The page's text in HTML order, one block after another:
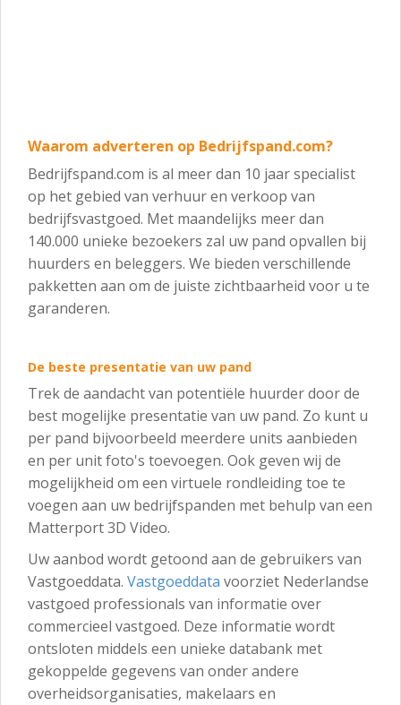
Waarom adverteren op Bedrijfspand.com?
Bedrijfspand.com is al meer dan 10 jaar specialist
op het gebied van verhuur en verkoop van
bedrijfsvastgoed. Met maandelijks meer dan
140.000 unieke bezoekers zal uw pand opvallen bij
huurders en beleggers. We bieden verschillende
pakketten aan om de juiste zichtbaarheid voor u te
garanderen.
De beste presentatie van uw pand
Trek de aandacht van potentiële huurder door de
best mogelijke presentatie van uw pand. Zo kunt u
per pand bijvoorbeeld meerdere units aanbieden
en per unit foto's toevoegen. Ook geven wij de
mogelijkheid om een virtuele rondleiding toe te
voegen aan uw bedrijfspanden met behulp van een
Matterport 3D Video.
Uw aanbod wordt getoond aan de gebruikers van
Vastgoeddata. Vastgoeddata voorziet Nederlandse
vastgoed professionals van informatie over
commercieel vastgoed. Deze informatie wordt
ontsloten middels een unieke databank met
gekoppelde gegevens van onder andere
overheidsorganisaties, makelaars en